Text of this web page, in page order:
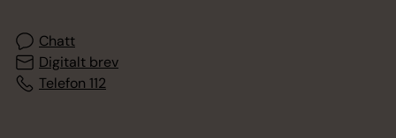
Chatt
Digitalt brev
Telefon 112